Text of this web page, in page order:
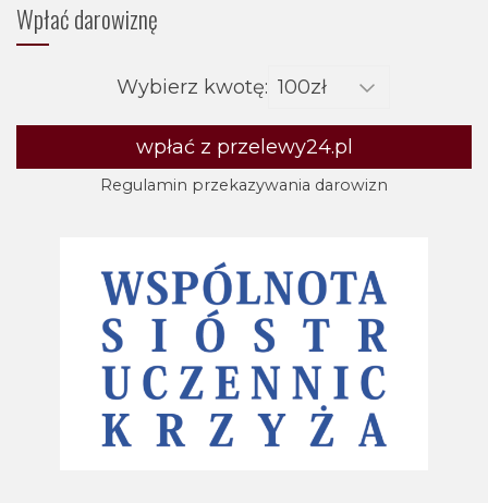
Wpłać darowiznę
Wybierz kwotę:
wpłać z przelewy24.pl
Regulamin przekazywania darowizn